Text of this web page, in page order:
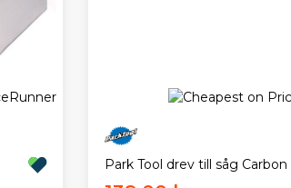
Park Tool drev till såg Carbon